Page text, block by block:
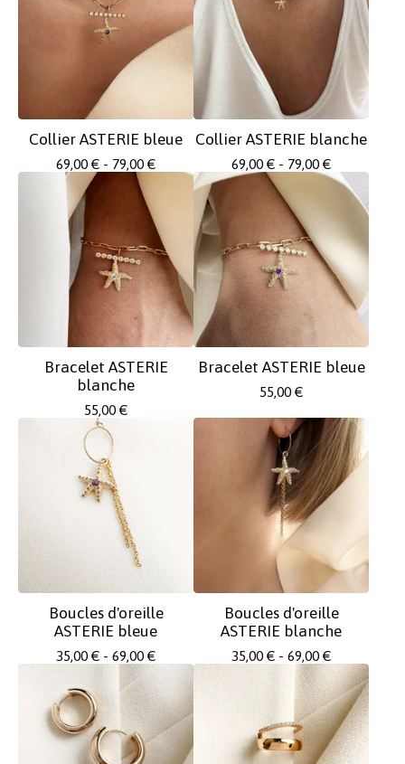
Collier ASTERIE bleue
69,00 € - 79,00 €
Collier ASTERIE blanche
69,00 € - 79,00 €
Bracelet ASTERIE
blanche
55,00 €
Bracelet ASTERIE bleue
55,00 €
Boucles d'oreille
ASTERIE bleue
35,00 € - 69,00 €
Boucles d'oreille
ASTERIE blanche
35,00 € - 69,00 €